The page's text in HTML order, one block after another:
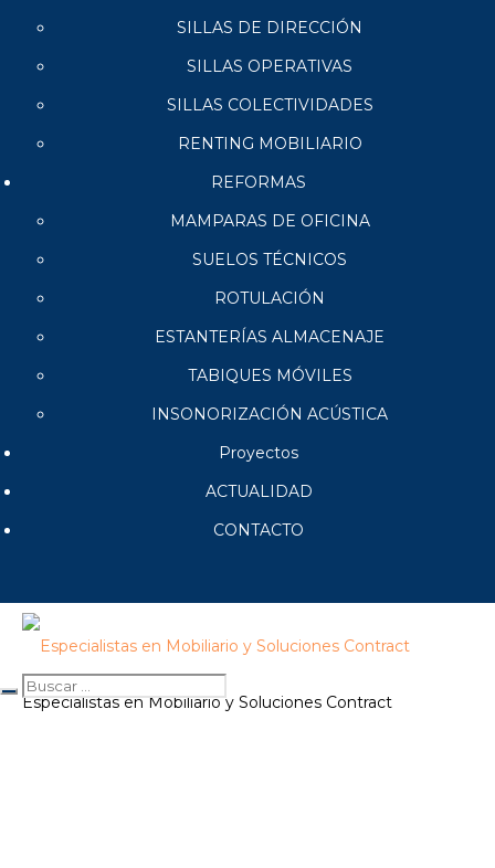
SILLAS DE DIRECCIÓN
SILLAS OPERATIVAS
SILLAS COLECTIVIDADES
RENTING MOBILIARIO
REFORMAS
MAMPARAS DE OFICINA
SUELOS TÉCNICOS
ROTULACIÓN
ESTANTERÍAS ALMACENAJE
TABIQUES MÓVILES
INSONORIZACIÓN ACÚSTICA
Proyectos
ACTUALIDAD
CONTACTO
Especialistas en Mobiliario y Soluciones Contract